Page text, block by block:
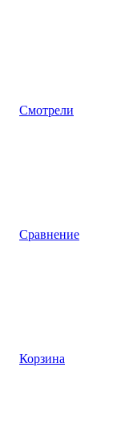
Смотрели
Сравнение
Корзина